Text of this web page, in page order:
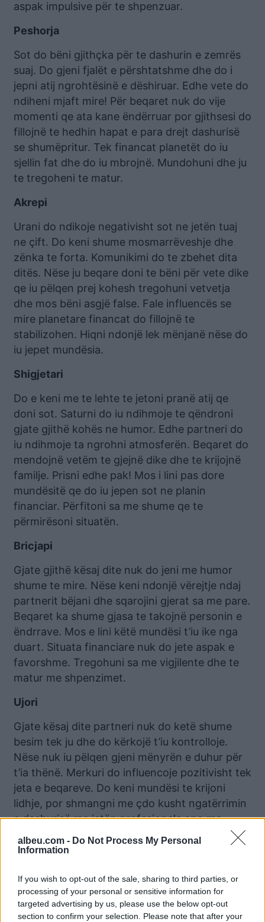
albeu.com - Do Not Process My Personal
Information
If you wish to opt-out of the sale, sharing to third parties, or
processing of your personal or sensitive information for
targeted advertising by us, please use the below opt-out
section to confirm your selection. Please note that after your
aspak impulsive për te shpenzuar.
Peshorja
Sot do bëni gjithçka për te dashurin e zemrës
suaj. Do gjeni fjalët e përshtatshme dhe do i
jepni atij ngrohtësinë e dëshiruar. Edhe vete do
ndiheni mjaft mire! Për beqaret nuk do vije
momenti qe ata kane ëndërruar por gjithsesi do
fillojnë te hedhin hapat e para drejt dashurisë
se shumëpritur. Tek financat planetët do iu
sjellin fat dhe do iu mbrojnë. Mundohuni dhe ju
te tregoheni te matur.
Akrepi
Urani do ndikoje negativisht sot ne jetën tuaj
ne çift. Do keni shume mosmarrëveshje dhe
zënka te forta. Komunikimi do te zbehet dita
ditës. Nëse ju beqare doni te bëni për vete dike
qe iu pëlqen prej kohesh tregohuni vetvetja
dhe mos bëni asgjë false. Fale influencës se
mire planetare financat do fillojnë te
stabilizohen. Hiqni ndonjë lek mënjanë nëse do
iu jepet mundësia.
Shigjetari
Do e keni me te lehte te jetoni pranë atij qe
doni sot. Saturni do iu ndihmoje te qëndroni
gjate gjithë kohës ne humor. Edhe partneri do
iu ndihmoje ta ngrohni atmosferën. Beqaret do
mendojnë vetëm te gjejnë dike dhe te krijojnë
familje. Prisni edhe pak! Mos i lini pas dore
mundësitë qe do iu jepen sot ne planin
financiar. Përfitoni sa me shume qe te
përmirësoni situatën.
Bricjapi
Gjate gjithë kësaj dite nuk do jeni me humor
shume te mire. Nëse keni ndonjë vërejtje ndaj
partnerit bëjani dhe sqarojini gjerat sa me pare.
Beqaret ka shume gjasa te takojnë personin e
ëndrrave. Mos e lini këtë mundësi t’iu ike nga
duart. Situata financiare nuk do jete aspak e
favorshme. Tregohuni sa me vigjilente dhe te
matur me shpenzimet.
Ujori
Gjate kësaj dite partneri nuk do ketë shume
besim tek ju dhe do kërkojë t’iu kontrolloje.
Nëse nuk iu pëlqen gjeni mënyrën e duhur për
t’ia thënë. Merkuri do influencoje pozitivisht tek
jeta e beqareve. Do keni mundësi te krijoni
lidhje, por shmangni me çdo kusht ngatërrimin
e dashurisë me jetën profesionale apo me
paranë. Financat ne tërësi do jene te mira.
Dita e sotme për çiftet pritet te jete shume
premtuese. Venusi do iu beje ta shijoni sa me
shume lidhjen tuaj. Shprehini sa me shume